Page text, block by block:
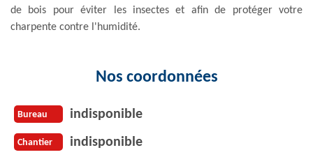
de bois pour éviter les insectes et afin de protéger votre
charpente contre l'humidité.
Nos coordonnées
Bureau indisponible
Chantier indisponible